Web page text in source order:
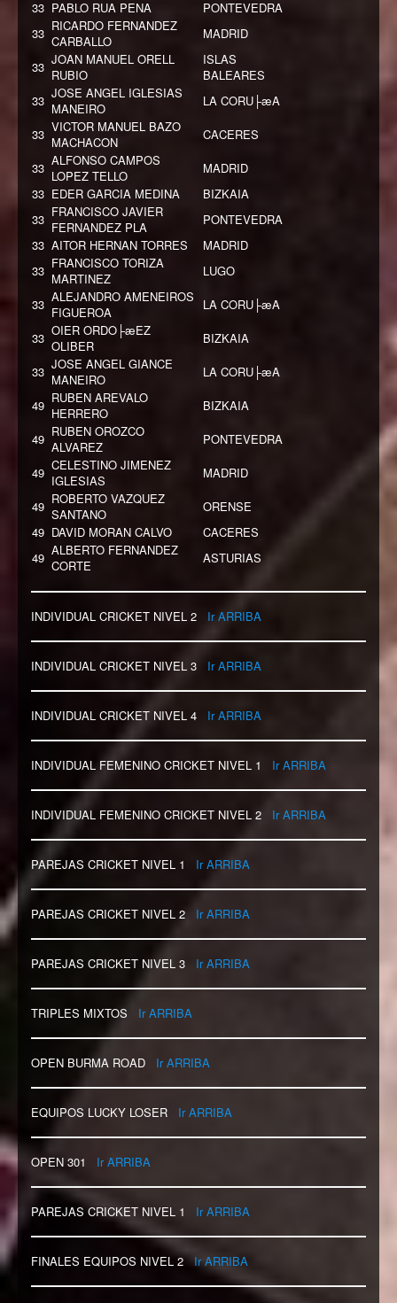
33 PABLO RUA PENA
PONTEVEDRA
33 RICARDO FERNANDEZ
CARBALLO
MADRID
33 JOAN MANUEL ORELL
RUBIO
ISLAS
BALEARES
33 JOSE ANGEL IGLESIAS
MANEIRO
LA CORU├æA
33 VICTOR MANUEL BAZO
MACHACON
CACERES
33 ALFONSO CAMPOS
LOPEZ TELLO
MADRID
33 EDER GARCIA MEDINA
BIZKAIA
33 FRANCISCO JAVIER
FERNANDEZ PLA
PONTEVEDRA
33 AITOR HERNAN TORRES
MADRID
33 FRANCISCO TORIZA
MARTINEZ
LUGO
33 ALEJANDRO AMENEIROS
FIGUEROA
LA CORU├æA
33 OIER ORDO├æEZ
OLIBER
BIZKAIA
33 JOSE ANGEL GIANCE
MANEIRO
LA CORU├æA
49 RUBEN AREVALO
HERRERO
BIZKAIA
49 RUBEN OROZCO
ALVAREZ
PONTEVEDRA
49 CELESTINO JIMENEZ
IGLESIAS
MADRID
49 ROBERTO VAZQUEZ
SANTANO
ORENSE
49 DAVID MORAN CALVO
CACERES
49 ALBERTO FERNANDEZ
CORTE
ASTURIAS
INDIVIDUAL CRICKET NIVEL 2 Ir ARRIBA
INDIVIDUAL CRICKET NIVEL 3 Ir ARRIBA
INDIVIDUAL CRICKET NIVEL 4 Ir ARRIBA
INDIVIDUAL FEMENINO CRICKET NIVEL 1 Ir ARRIBA
INDIVIDUAL FEMENINO CRICKET NIVEL 2 Ir ARRIBA
PAREJAS CRICKET NIVEL 1 Ir ARRIBA
PAREJAS CRICKET NIVEL 2 Ir ARRIBA
PAREJAS CRICKET NIVEL 3 Ir ARRIBA
TRIPLES MIXTOS Ir ARRIBA
OPEN BURMA ROAD Ir ARRIBA
EQUIPOS LUCKY LOSER Ir ARRIBA
OPEN 301 Ir ARRIBA
PAREJAS CRICKET NIVEL 1 Ir ARRIBA
FINALES EQUIPOS NIVEL 2 Ir ARRIBA